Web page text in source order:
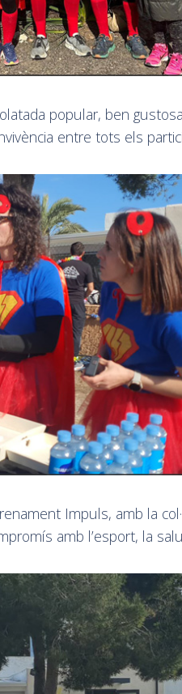
popular, ben
entre tots els
Impuls, amb la
amb l’esport, la